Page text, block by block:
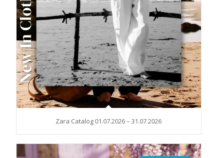
Zara Catalog 01.07.2026 – 31.07.2026